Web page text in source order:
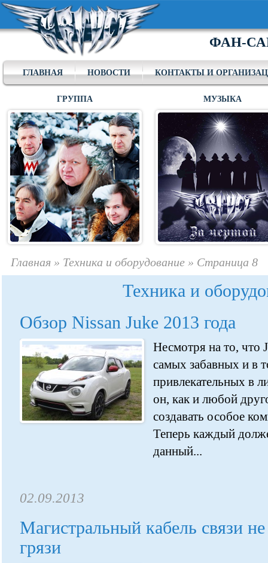
ФАН-
ГЛАВНАЯ НОВОСТИ КОНТАКТЫ И
ГРУППА МУЗЫКА
Главная » Техника и оборудование » Страница 8
Техника и
Обзор Nissan Juke 2013 года
Несмотря на то, что
самых забавных и в
привлекательных в
он, как и любой
создавать особое
Теперь каждый
данный...
02.09.2013
Магистральный кабель связи
грязи